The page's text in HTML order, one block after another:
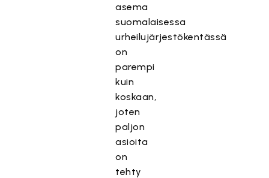
asema
suomalaisessa
urheilujärjestökentässä
on
parempi
kuin
koskaan,
joten
paljon
asioita
on
tehty